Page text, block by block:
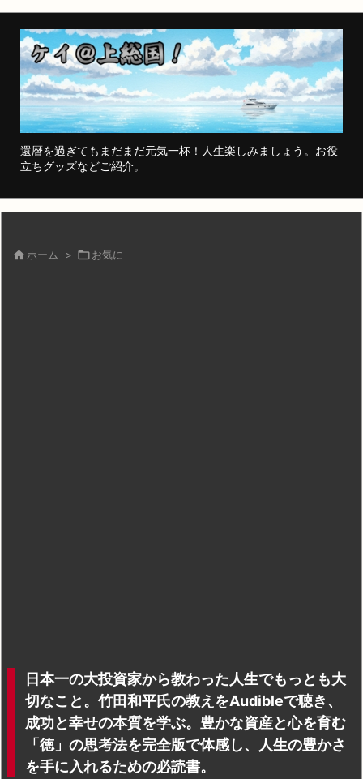
還暦を過ぎてもまだまだ元気一杯！人生楽しみましょう。お役
立ちグッズなどご紹介。
 ホーム > お気に
日本一の大投資家から教わった人生でもっとも大
切なこと。竹田和平氏の教えをAudibleで聴き、
成功と幸せの本質を学ぶ。豊かな資産と心を育む
「徳」の思考法を完全版で体感し、人生の豊かさ
を手に入れるための必読書。